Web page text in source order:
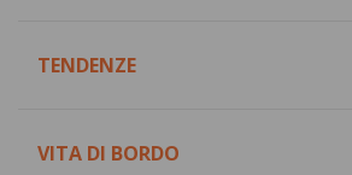
TENDENZE
VITA DI BORDO